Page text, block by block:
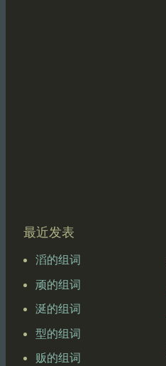
最近发表
滔的组词
顽的组词
涎的组词
型的组词
贩的组词